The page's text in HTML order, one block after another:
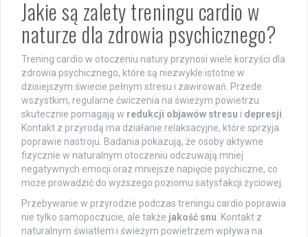
Jakie są zalety treningu cardio w
naturze dla zdrowia psychicznego?
Trening cardio w otoczeniu natury przynosi wiele korzyści dla
zdrowia psychicznego, które są niezwykle istotne w
dzisiejszym świecie pełnym stresu i zawirowań. Przede
wszystkim, regularne ćwiczenia na świeżym powietrzu
skutecznie pomagają w redukcji objawów stresu i depresji.
Kontakt z przyrodą ma działanie relaksacyjne, które sprzyja
poprawie nastroju. Badania pokazują, że osoby aktywne
fizycznie w naturalnym otoczeniu odczuwają mniej
negatywnych emocji oraz mniejsze napięcie psychiczne, co
może prowadzić do wyższego poziomu satysfakcji życiowej.
Przebywanie w przyrodzie podczas treningu cardio poprawia
nie tylko samopoczucie, ale także jakość snu. Kontakt z
naturalnym światłem i świeżym powietrzem wpływa na